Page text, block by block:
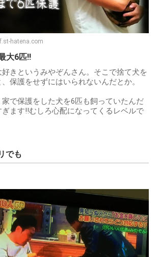
hatena.com
大6匹!!
きというみやぞんさん。そこで捨て犬を
保護をせずにはいられないんだとか。
で保護をした犬を6匹も飼っていたんだ
ます!!むしろ心配になってくるレベルで
でも